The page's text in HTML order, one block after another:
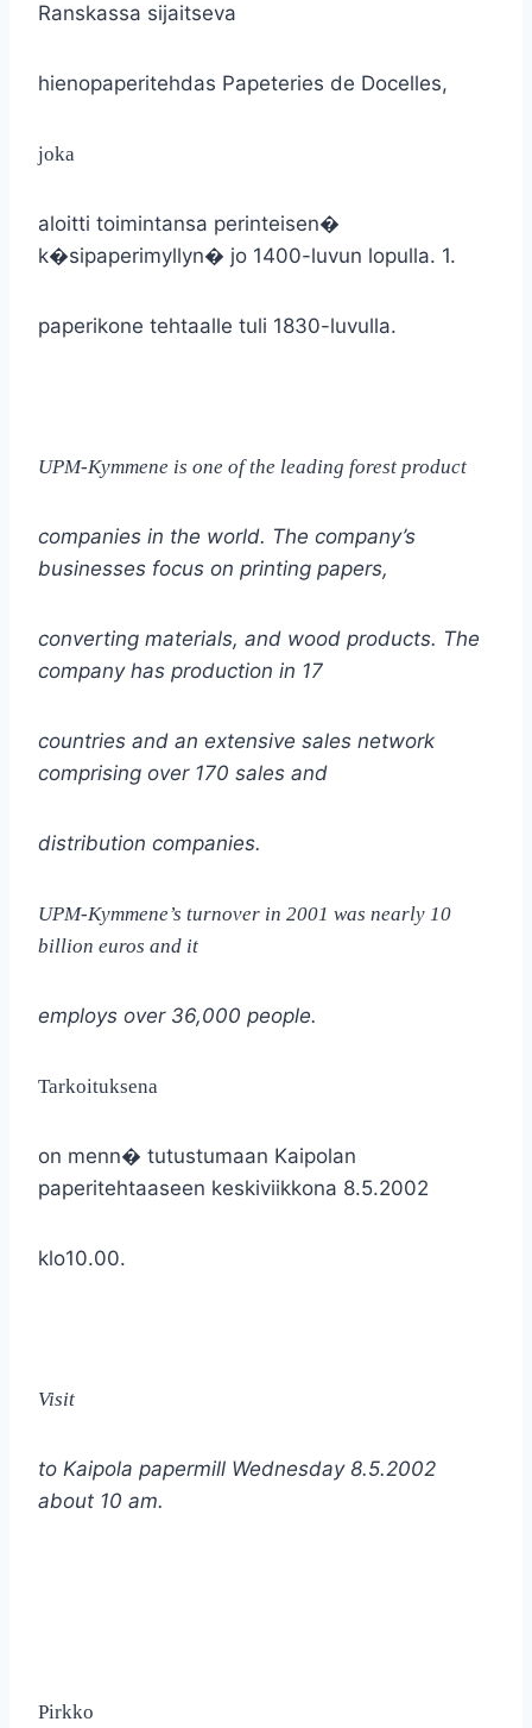
Ranskassa sijaitseva
hienopaperitehdas Papeteries de Docelles,
joka
aloitti toimintansa perinteisen�
k�sipaperimyllyn� jo 1400-luvun lopulla. 1.
paperikone tehtaalle tuli 1830-luvulla.
UPM-Kymmene is one of the leading forest product
companies in the world. The company’s
businesses focus on printing papers,
converting materials, and wood products. The
company has production in 17
countries and an extensive sales network
comprising over 170 sales and
distribution companies.
UPM-Kymmene’s turnover in 2001 was nearly 10
billion euros and it
employs over 36,000 people.
Tarkoituksena
on menn� tutustumaan Kaipolan
paperitehtaaseen keskiviikkona 8.5.2002
klo10.00.
Visit
to Kaipola papermill Wednesday 8.5.2002
about 10 am.
Pirkko